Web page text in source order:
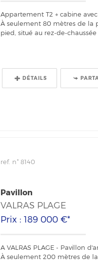
Appartement T2 + cabine
À seulement 80 mètres de la
pied, situé au rez-de-chaussée
DÉTAILS
ref. n° 8140
Pavillon
VALRAS PLAGE
Prix : 189 000 €*
A VALRAS PLAGE - Pavillon
À seulement 200 mètres de la